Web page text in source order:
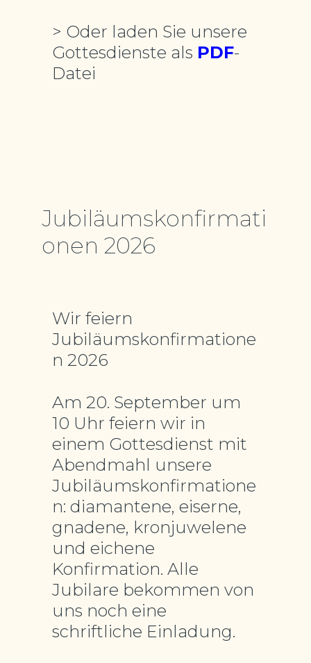
> Oder laden Sie unsere
Gottesdienste als PDF-
Datei
Jubiläumskonfirmati
onen 2026
Wir feiern
Jubiläumskonfirmatione
n 2026
Am 20. September um
10 Uhr feiern wir in
einem Gottesdienst mit
Abendmahl unsere
Jubiläumskonfirmatione
n: diamantene, eiserne,
gnadene, kronjuwelene
und eichene
Konfirmation. Alle
Jubilare bekommen von
uns noch eine
schriftliche Einladung.